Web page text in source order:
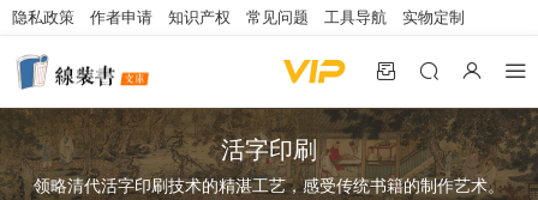
隐私政策 作者申请 知识产权 常见问题 工具导航 实物定制
活字印刷
领略清代活字印刷技术的精湛工艺，感受传统书籍的制作艺术。